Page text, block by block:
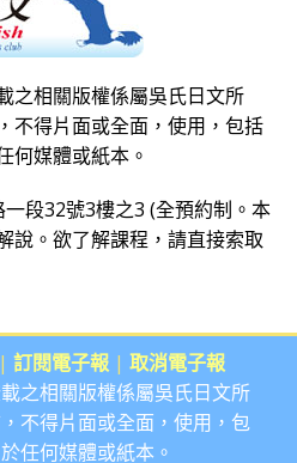
之相關版權係屬吳氏日文所
不得片面或全面，使用，包括
何媒體或紙本。
段32號3樓之3 (全預約制。本
說。欲了解課程，請直接索取
訂閱電子報| 取消電子報
之相關版權係屬吳氏日文所
不得片面或全面，使用，包
任何媒體或紙本。